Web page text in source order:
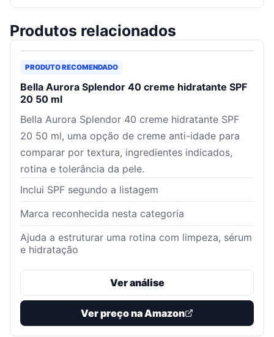
Produtos relacionados
PRODUTO RECOMENDADO
Bella Aurora Splendor 40 creme hidratante SPF
20 50 ml
Bella Aurora Splendor 40 creme hidratante SPF
20 50 ml, uma opção de creme anti-idade para
comparar por textura, ingredientes indicados,
rotina e tolerância da pele.
Inclui SPF segundo a listagem
Marca reconhecida nesta categoria
Ajuda a estruturar uma rotina com limpeza, sérum
e hidratação
Ver análise
Ver preço na Amazon